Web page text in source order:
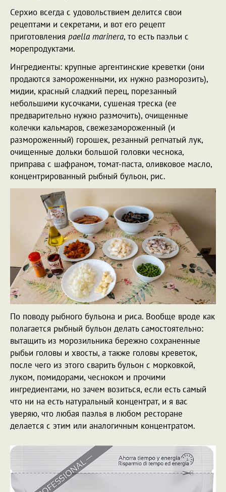
Серхио всегда с удовольствием делится свои
рецептами и секретами, и вот его рецепт
приготовления paella marinera, то есть паэльи с
морепродуктами.
Ингредиенты: крупные аргентинские креветки (они
продаются замороженными, их нужно разморозить),
мидии, красный сладкий перец, порезанный
небольшими кусочками, сушеная треска (ее
предварительно нужно размочить), очищенные
колечки кальмаров, свежезамороженный (и
размороженный) горошек, резанный репчатый лук,
очищенные дольки большой головки чеснока,
приправа с шафраном, томат-паста, оливковое масло,
концентрированный рыбный бульон, рис.
По поводу рыбного бульона и риса. Вообще вроде как
полагается рыбный бульон делать самостоятельно:
вытащить из морозильника бережно сохраненные
рыбьи головы и хвосты, а также головы креветок,
после чего из этого сварить бульон с морковкой,
луком, помидорами, чесноком и прочими
ингредиентами, но зачем возиться, если есть самый
что ни на есть натуральный концентрат, и я вас
уверяю, что любая паэлья в любом ресторане
делается с этим или аналогичным концентратом.